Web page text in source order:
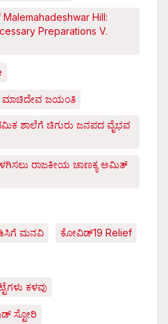
Hill:
Preparations V.
ಮಾಚಿದೇವ ಜಯಂತಿ
ಶಾಲೆಗೆ ಚಿಗುರು ಜನಪದ ವೈಭವ
ರಾಜಕೀಯ ಚಾಣಕ್ಯ ಅಮಿತ್
ಡಿಸಿಗೆ ಮನವಿ ಕೋವಿಡ್‌19 Relief
ಕಳವು
ಸ್ಟೋರಿ